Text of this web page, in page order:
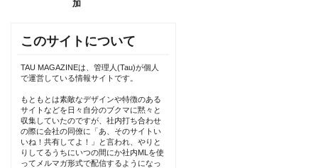
このサイトについて
TAU MAGAZINEは、管理人(Tau)が個人
で運営している情報サイトです。
もともとは素敵なデザインや特徴のある
サイトなどを日々自分のブクマに黙々と
収集していたのですが、社内打ち合わせ
の際に会社の同僚に「あ、そのサイトい
いね！共有してよ！」と言われ、やりと
りしてるうちにいつの間にか社内MLを使
ってメルマガ形式で配信するようになっ